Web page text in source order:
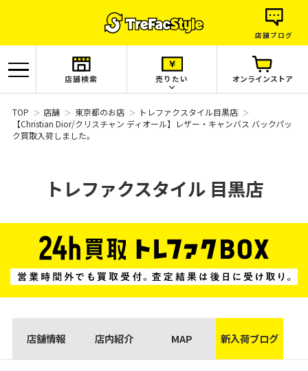
店舗ブログ
店舗検索 売りたい オンラインストア
TOP 店舗 東京都のお店
トレファクスタイル目黒店
【Christian Dior/クリスチャン ディオール】レザー・キャンバス バックパッ
ク買取入荷しました。
トレファクスタイル 目黒店
店舗情報 店内紹介 MAP 新入荷ブログ